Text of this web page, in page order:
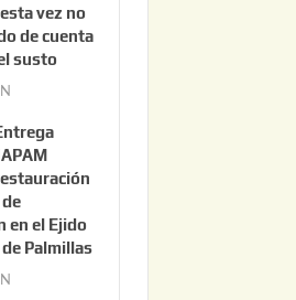
vez no
de cuenta
susto
o
s
t
o
3
en el Ejido
Palmillas